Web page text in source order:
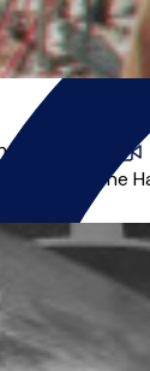
based in The